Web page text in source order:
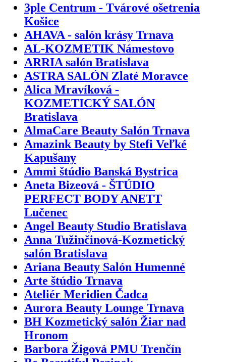
3ple Centrum - Tvárové ošetrenia
Košice
AHAVA - salón krásy Trnava
AL-KOZMETIK Námestovo
ARRIA salón Bratislava
ASTRA SALÓN Zlaté Moravce
Alica Mravíková -
KOZMETICKÝ SALÓN
Bratislava
AlmaCare Beauty Salón Trnava
Amazink Beauty by Stefi Veľké
Kapušany
Ammi štúdio Banská Bystrica
Aneta Bizeová - ŠTÚDIO
PERFECT BODY ANETT
Lučenec
Angel Beauty Studio Bratislava
Anna Tužinčinová-Kozmetický
salón Bratislava
Ariana Beauty Salón Humenné
Arte štúdio Trnava
Ateliér Meridien Čadca
Aurora Beauty Lounge Trnava
BH Kozmetický salón Žiar nad
Hronom
Barbora Žigová PMU Trenčín